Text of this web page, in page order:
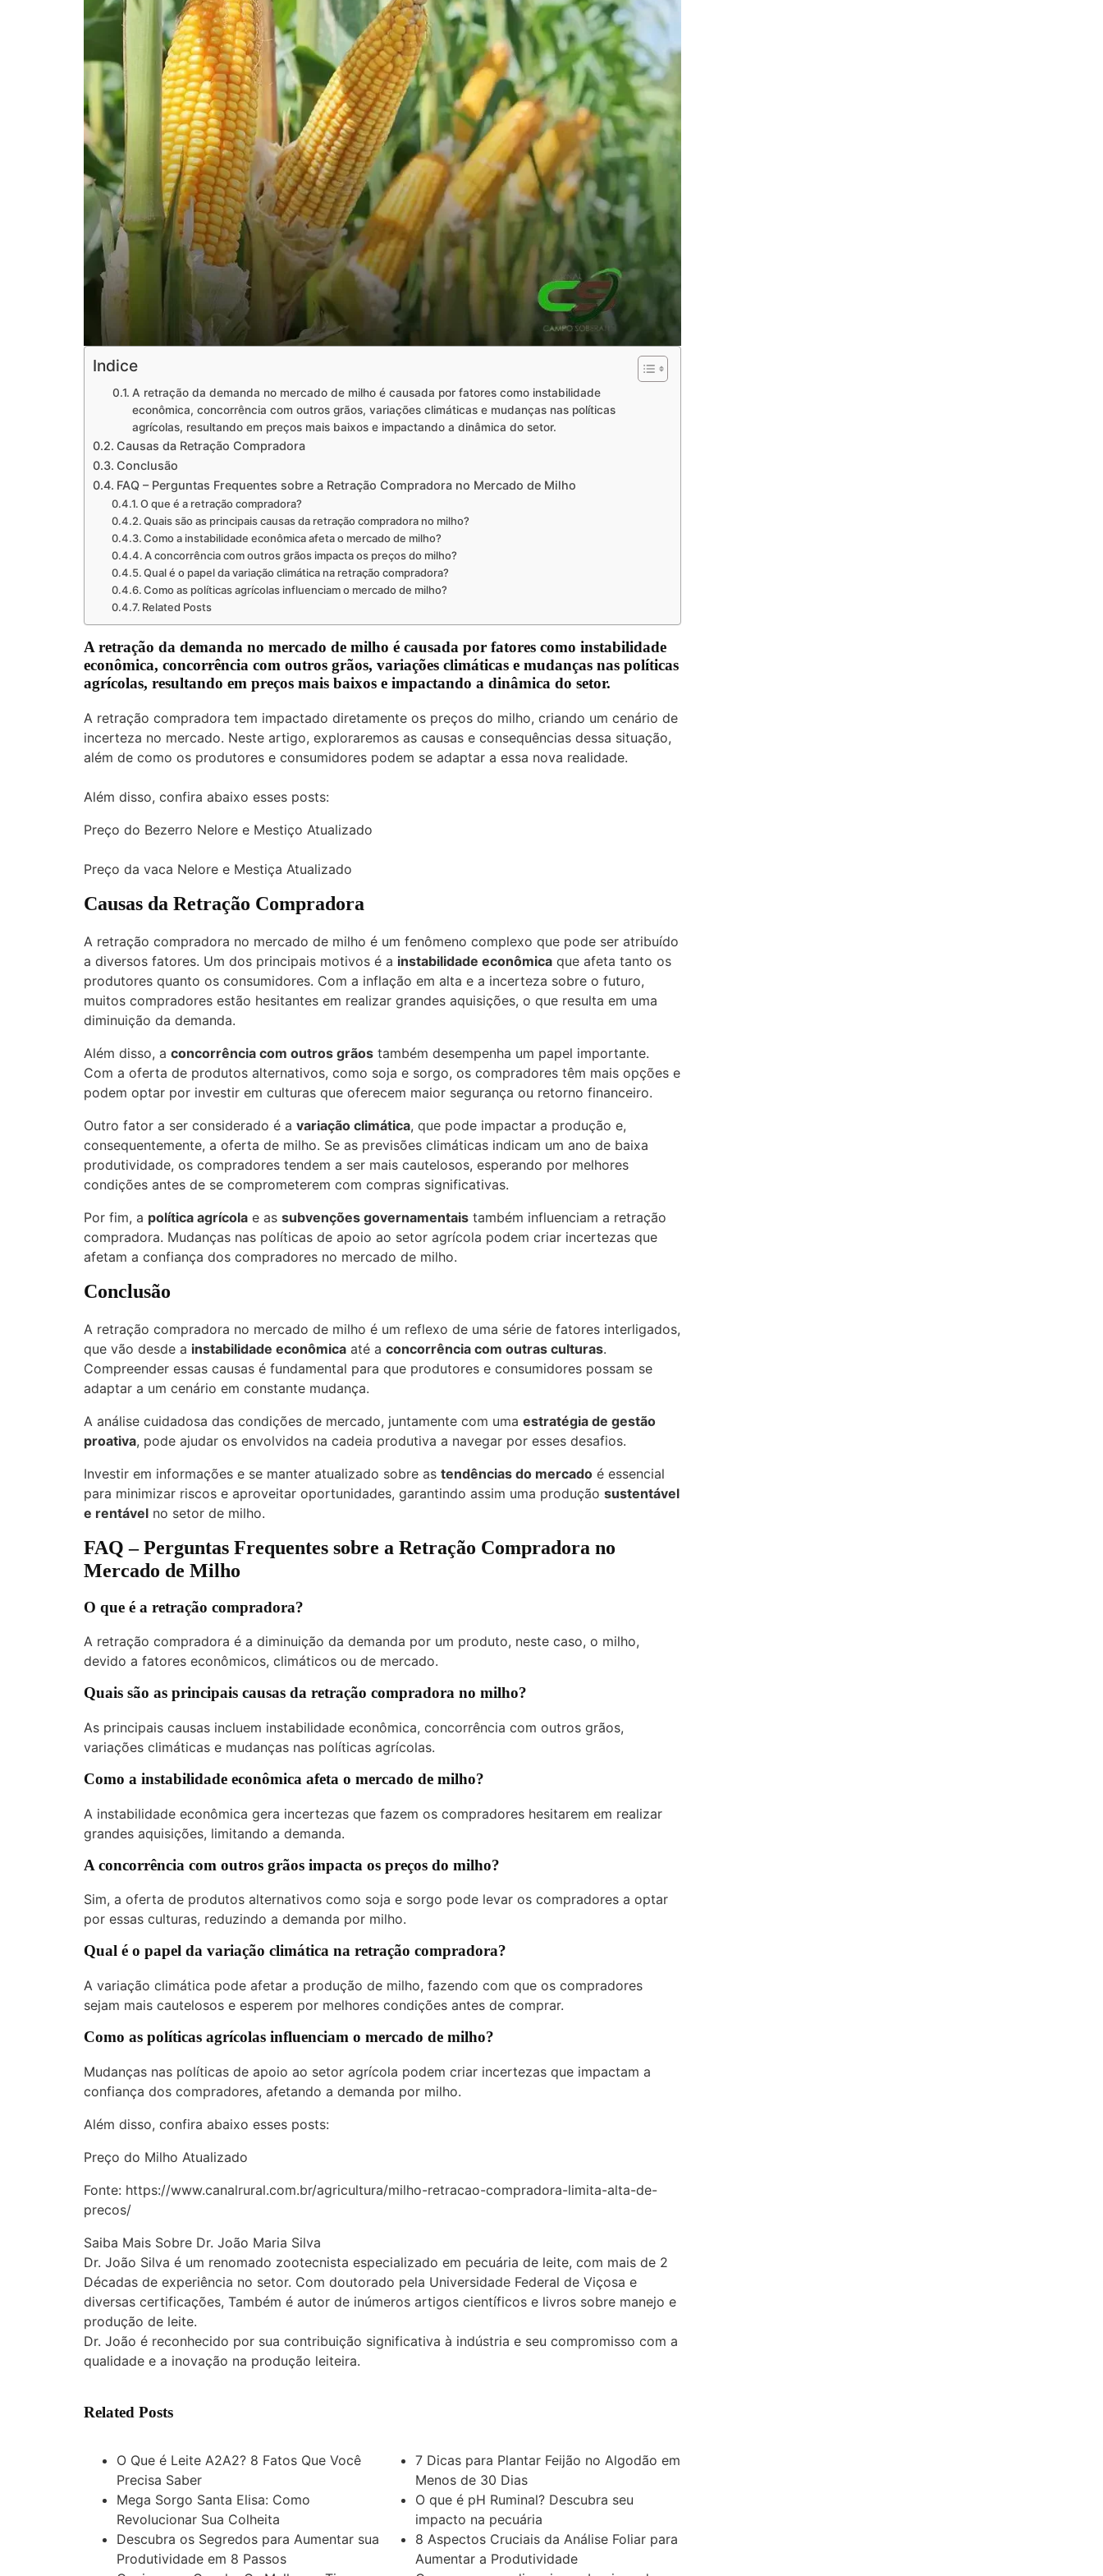
Indice
A retração da demanda no mercado de milho é causada por fatores como instabilidade
econômica, concorrência com outros grãos, variações climáticas e mudanças nas políticas
agrícolas, resultando em preços mais baixos e impactando a dinâmica do setor.
Causas da Retração Compradora
Conclusão
FAQ – Perguntas Frequentes sobre a Retração Compradora no Mercado de Milho
O que é a retração compradora?
Quais são as principais causas da retração compradora no milho?
Como a instabilidade econômica afeta o mercado de milho?
A concorrência com outros grãos impacta os preços do milho?
Qual é o papel da variação climática na retração compradora?
Como as políticas agrícolas influenciam o mercado de milho?
Related Posts
A retração da demanda no mercado de milho é causada por fatores como instabilidade
econômica, concorrência com outros grãos, variações climáticas e mudanças nas políticas
agrícolas, resultando em preços mais baixos e impactando a dinâmica do setor.
A retração compradora tem impactado diretamente os preços do milho, criando um cenário de
incerteza no mercado. Neste artigo, exploraremos as causas e consequências dessa situação,
além de como os produtores e consumidores podem se adaptar a essa nova realidade.
Além disso, confira abaixo esses posts:
Preço do Bezerro Nelore e Mestiço Atualizado
Preço da vaca Nelore e Mestiça Atualizado
Causas da Retração Compradora
A retração compradora no mercado de milho é um fenômeno complexo que pode ser atribuído
a diversos fatores. Um dos principais motivos é a instabilidade econômica que afeta tanto os
produtores quanto os consumidores. Com a inflação em alta e a incerteza sobre o futuro,
muitos compradores estão hesitantes em realizar grandes aquisições, o que resulta em uma
diminuição da demanda.
Além disso, a concorrência com outros grãos também desempenha um papel importante.
Com a oferta de produtos alternativos, como soja e sorgo, os compradores têm mais opções e
podem optar por investir em culturas que oferecem maior segurança ou retorno financeiro.
Outro fator a ser considerado é a variação climática, que pode impactar a produção e,
consequentemente, a oferta de milho. Se as previsões climáticas indicam um ano de baixa
produtividade, os compradores tendem a ser mais cautelosos, esperando por melhores
condições antes de se comprometerem com compras significativas.
Por fim, a política agrícola e as subvenções governamentais também influenciam a retração
compradora. Mudanças nas políticas de apoio ao setor agrícola podem criar incertezas que
afetam a confiança dos compradores no mercado de milho.
Conclusão
A retração compradora no mercado de milho é um reflexo de uma série de fatores interligados,
que vão desde a instabilidade econômica até a concorrência com outras culturas.
Compreender essas causas é fundamental para que produtores e consumidores possam se
adaptar a um cenário em constante mudança.
A análise cuidadosa das condições de mercado, juntamente com uma estratégia de gestão
proativa, pode ajudar os envolvidos na cadeia produtiva a navegar por esses desafios.
Investir em informações e se manter atualizado sobre as tendências do mercado é essencial
para minimizar riscos e aproveitar oportunidades, garantindo assim uma produção sustentável
e rentável no setor de milho.
FAQ – Perguntas Frequentes sobre a Retração Compradora no
Mercado de Milho
O que é a retração compradora?
A retração compradora é a diminuição da demanda por um produto, neste caso, o milho,
devido a fatores econômicos, climáticos ou de mercado.
Quais são as principais causas da retração compradora no milho?
As principais causas incluem instabilidade econômica, concorrência com outros grãos,
variações climáticas e mudanças nas políticas agrícolas.
Como a instabilidade econômica afeta o mercado de milho?
A instabilidade econômica gera incertezas que fazem os compradores hesitarem em realizar
grandes aquisições, limitando a demanda.
A concorrência com outros grãos impacta os preços do milho?
Sim, a oferta de produtos alternativos como soja e sorgo pode levar os compradores a optar
por essas culturas, reduzindo a demanda por milho.
Qual é o papel da variação climática na retração compradora?
A variação climática pode afetar a produção de milho, fazendo com que os compradores
sejam mais cautelosos e esperem por melhores condições antes de comprar.
Como as políticas agrícolas influenciam o mercado de milho?
Mudanças nas políticas de apoio ao setor agrícola podem criar incertezas que impactam a
confiança dos compradores, afetando a demanda por milho.
Além disso, confira abaixo esses posts:
Preço do Milho Atualizado
Fonte: https://www.canalrural.com.br/agricultura/milho-retracao-compradora-limita-alta-de-
precos/
Saiba Mais Sobre Dr. João Maria Silva
Dr. João Silva é um renomado zootecnista especializado em pecuária de leite, com mais de 2
Décadas de experiência no setor. Com doutorado pela Universidade Federal de Viçosa e
diversas certificações, Também é autor de inúmeros artigos científicos e livros sobre manejo e
produção de leite.
Dr. João é reconhecido por sua contribuição significativa à indústria e seu compromisso com a
qualidade e a inovação na produção leiteira.
Related Posts
O Que é Leite A2A2? 8 Fatos Que Você
Precisa Saber
Mega Sorgo Santa Elisa: Como
Revolucionar Sua Colheita
Descubra os Segredos para Aumentar sua
Produtividade em 8 Passos
7 Dicas para Plantar Feijão no Algodão em
Menos de 30 Dias
O que é pH Ruminal? Descubra seu
impacto na pecuária
8 Aspectos Cruciais da Análise Foliar para
Aumentar a Produtividade